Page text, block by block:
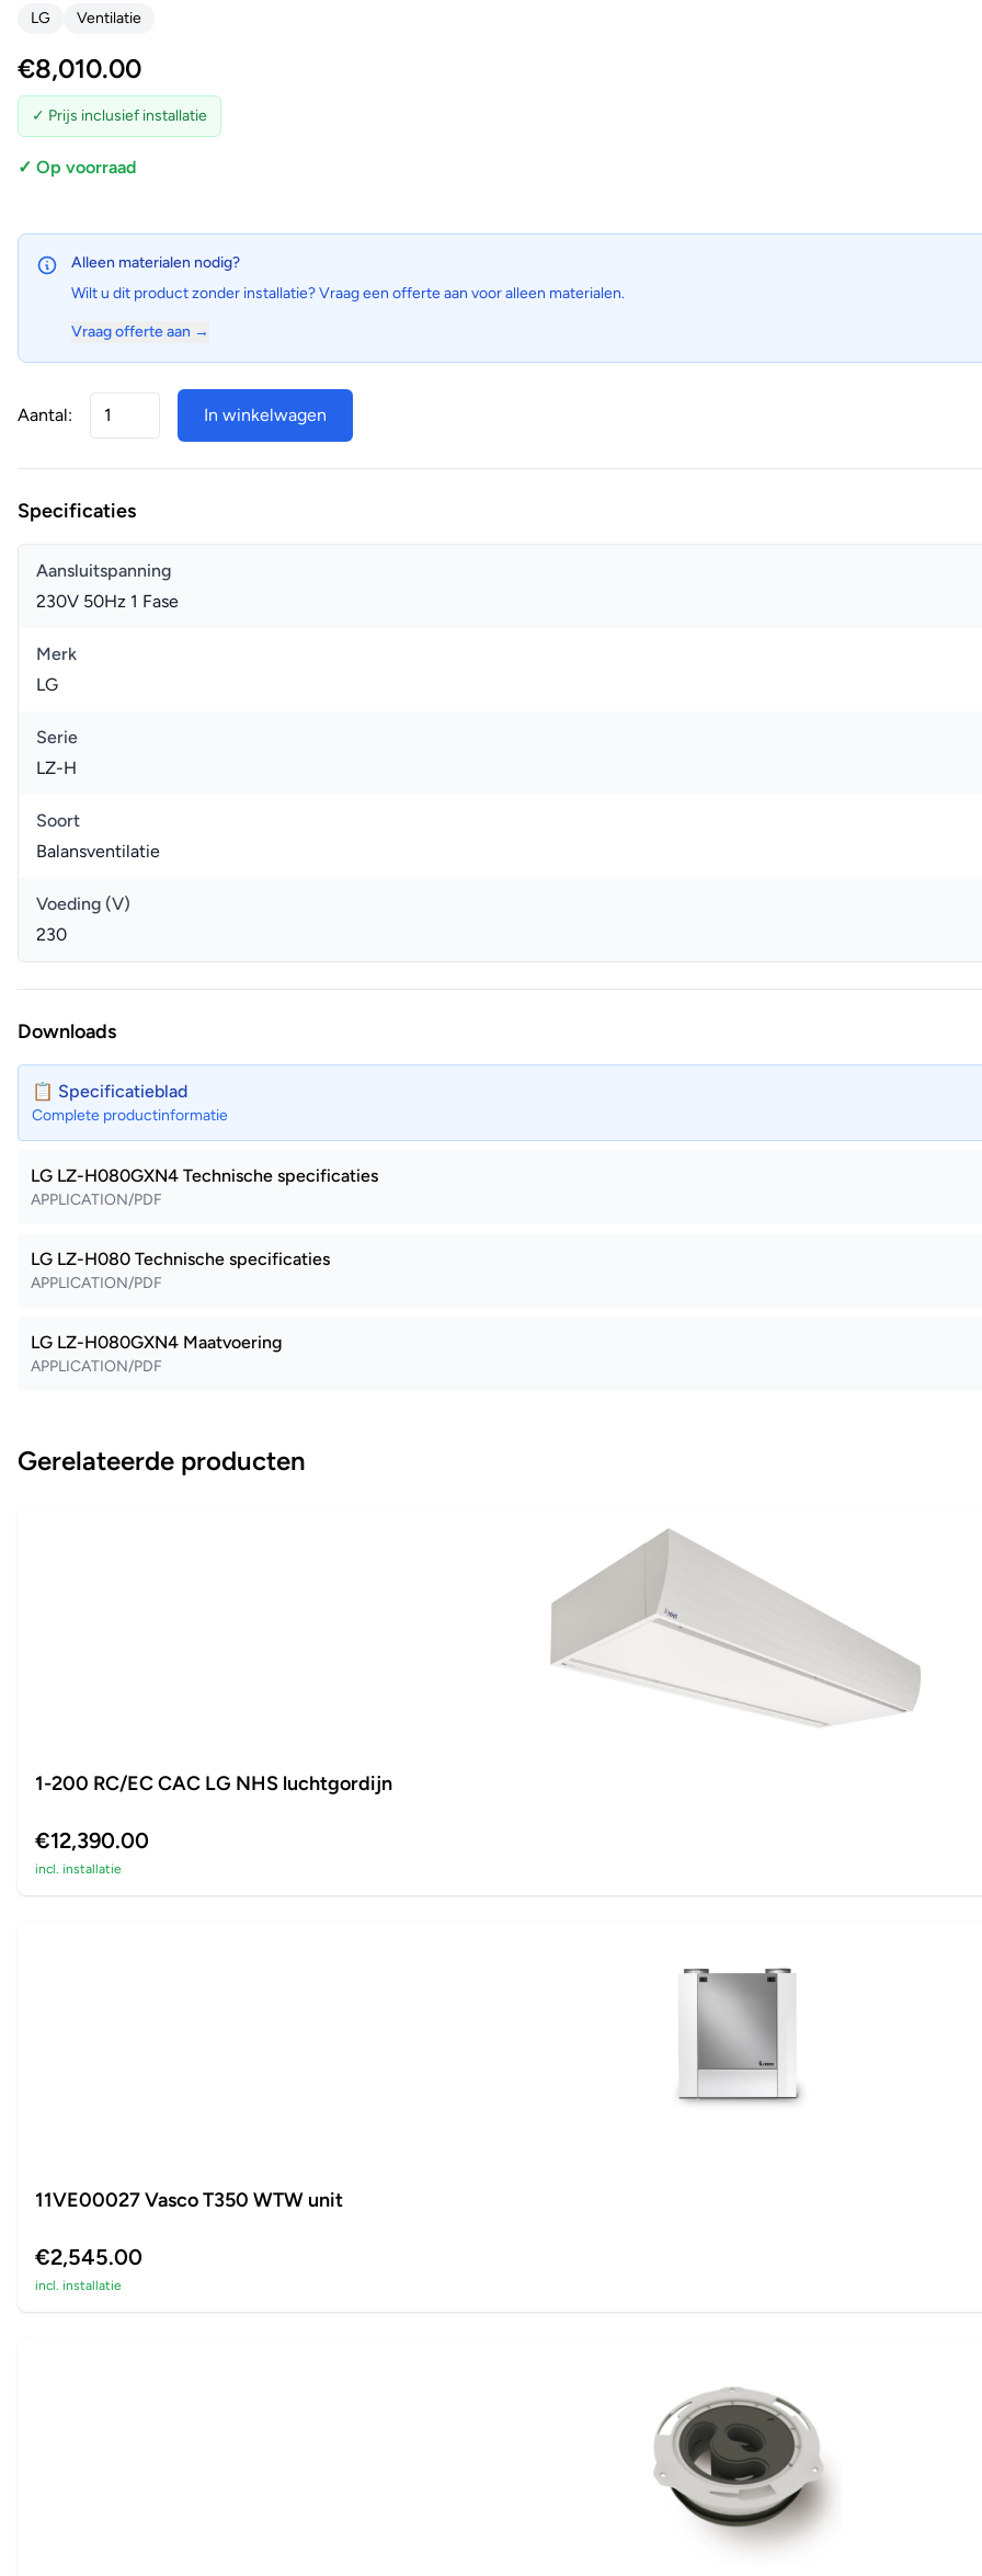
LG Ventilatie
€8,010.00
✓ Prijs inclusief installatie
✓ Op voorraad
Alleen materialen nodig?
Wilt u dit product zonder installatie? Vraag een offerte aan voor alleen materialen.
Vraag offerte aan →
Aantal: In winkelwagen
Specificaties
Aansluitspanning
230V 50Hz 1 Fase
Merk
LG
Serie
LZ-H
Soort
Balansventilatie
Voeding (V)
230
Downloads
📋 Specificatieblad
Complete productinformatie
LG LZ-H080GXN4 Technische specificaties
APPLICATION/PDF
LG LZ-H080 Technische specificaties
APPLICATION/PDF
LG LZ-H080GXN4 Maatvoering
APPLICATION/PDF
Gerelateerde producten
1-200 RC/EC CAC LG NHS luchtgordijn
€12,390.00
incl. installatie
11VE00027 Vasco T350 WTW unit
€2,545.00
incl. installatie